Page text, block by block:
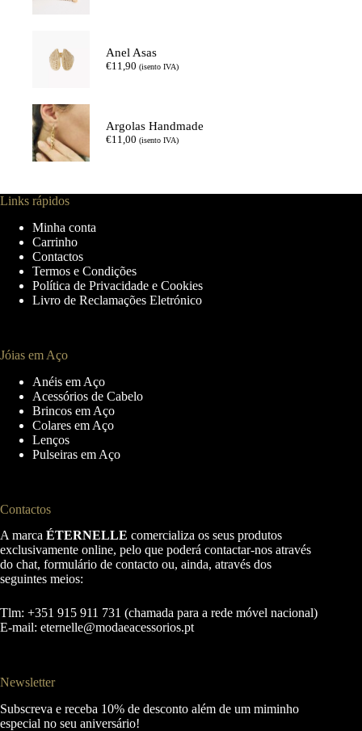
Anel Asas
€11,90 (isento IVA)
Argolas Handmade
€11,00 (isento IVA)
Links rápidos
Minha conta
Carrinho
Contactos
Termos e Condições
Política de Privacidade e Cookies
Livro de Reclamações Eletrónico
Jóias em Aço
Anéis em Aço
Acessórios de Cabelo
Brincos em Aço
Colares em Aço
Lenços
Pulseiras em Aço
Contactos
A marca ÉTERNELLE comercializa os seus produtos
exclusivamente online, pelo que poderá contactar-nos através
do chat, formulário de contacto ou, ainda, através dos
seguintes meios:
Tlm: +351 915 911 731 (chamada para a rede móvel nacional)
E-mail: eternelle@modaeacessorios.pt
Newsletter
Subscreva e receba 10% de desconto além de um miminho
especial no seu aniversário!